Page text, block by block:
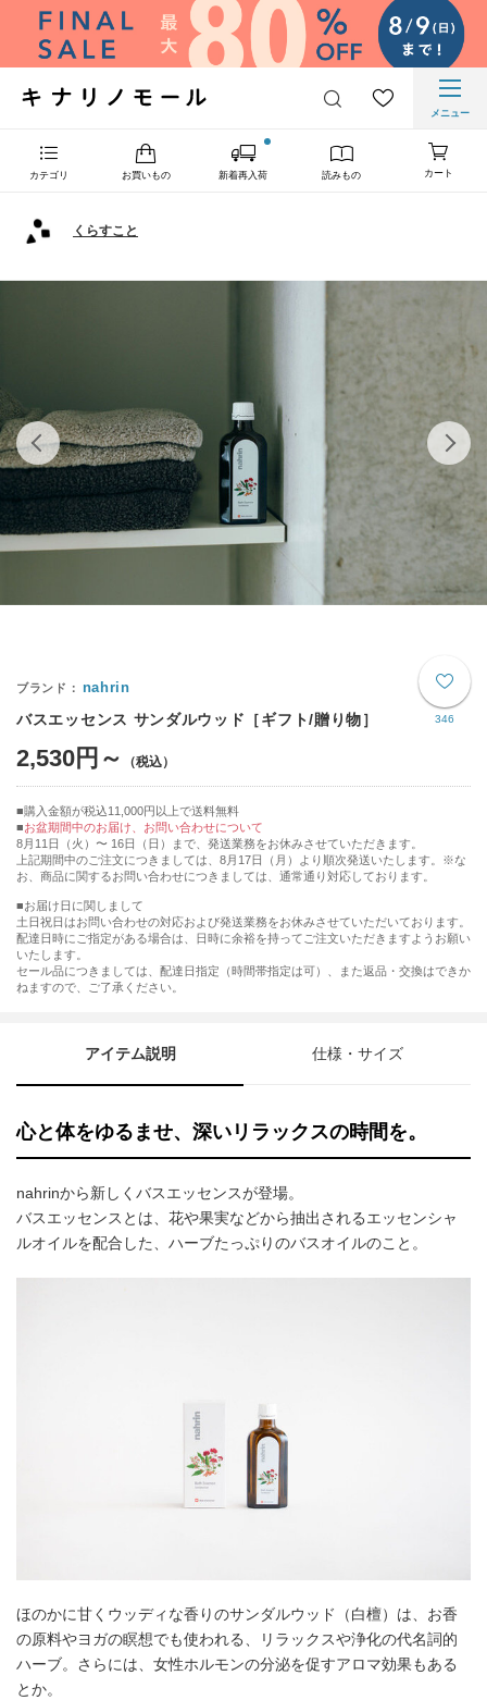
メニュー
カテゴリ お買いもの 新着再入荷 読みもの カート
くらすこと
346
nahrin
バスエッセンス サンダルウッド［ギフト/贈り物］
2,530円～
購入金額が税込11,000円以上で送料無料
お盆期間中のお届け、お問い合わせについて
8月11日（火）〜 16日（日）まで、発送業務をお休みさせていただきます。
上記期間中のご注文につきましては、8月17日（月）より順次発送いたします。※な
お、商品に関するお問い合わせにつきましては、通常通り対応しております。
■お届け日に関しまして
土日祝日はお問い合わせの対応および発送業務をお休みさせていただいております。
配達日時にご指定がある場合は、日時に余裕を持ってご注文いただきますようお願い
いたします。
セール品につきましては、配達日指定（時間帯指定は可）、また返品・交換はできか
ねますので、ご了承ください。
アイテム説明 仕様・サイズ
心と体をゆるませ、深いリラックスの時間を。
nahrinから新しくバスエッセンスが登場。
バスエッセンスとは、花や果実などから抽出されるエッセンシャ
ルオイルを配合した、ハーブたっぷりのバスオイルのこと。
ほのかに甘くウッディな香りのサンダルウッド（白檀）は、お香
の原料やヨガの瞑想でも使われる、リラックスや浄化の代名詞的
ハーブ。さらには、女性ホルモンの分泌を促すアロマ効果もある
とか。